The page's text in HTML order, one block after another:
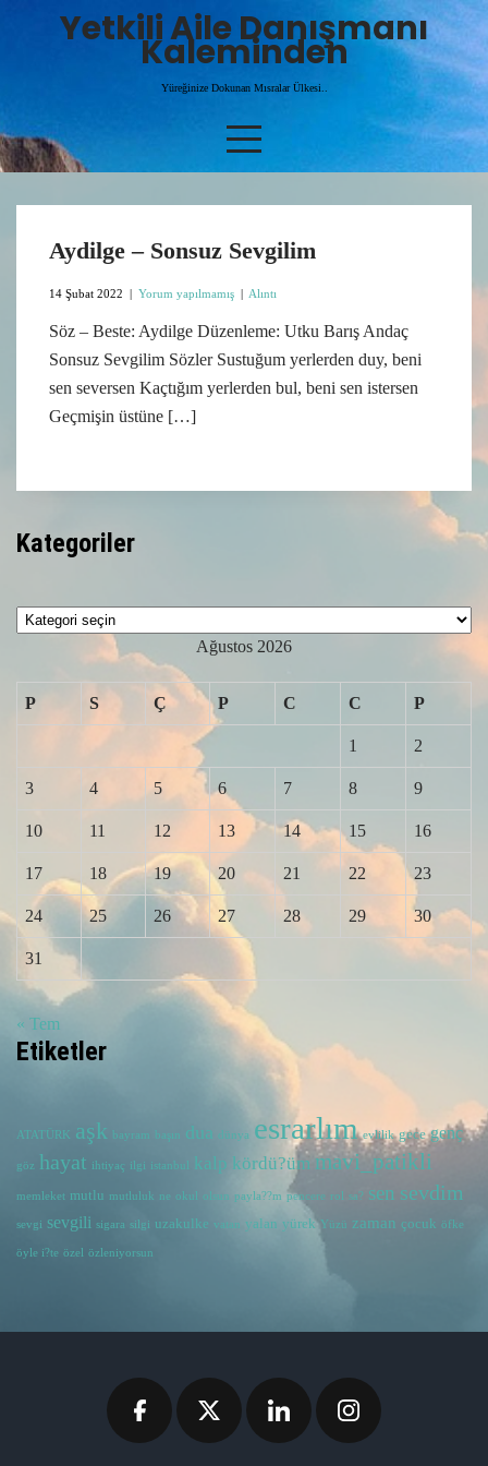
Yetkili Aile Danışmanı
Kaleminden
Yüreğinize Dokunan Mısralar Ülkesi..
Aydilge – Sonsuz Sevgilim
14 Şubat 2022 | Yorum yapılmamış | Alıntı
Söz – Beste: Aydilge Düzenleme: Utku Barış Andaç
Sonsuz Sevgilim Sözler Sustuğum yerlerden duy, beni
sen seversen Kaçtığım yerlerden bul, beni sen istersen
Geçmişin üstüne […]
Kategoriler
Kategoriler
Ağustos 2026
P S Ç P C C P
1 2
3 4 5 6 7 8 9
10 11 12 13 14 15 16
17 18 19 20 21 22 23
24 25 26 27 28 29 30
31
« Tem
Etiketler
ATATÜRK aşk bayram başın dua dünya esrarlım evlilik gece genç
göz hayat ihtiyaç ilgi istanbul kalp kördü?üm mavi_patikli
memleket mutlu mutluluk ne okul olsun payla??m pencere rol sa? sen sevdim
sevgi sevgili sigara silgi uzakulke vatan yalan yürek Yüzü zaman çocuk öfke
öyle i?te özel özleniyorsun